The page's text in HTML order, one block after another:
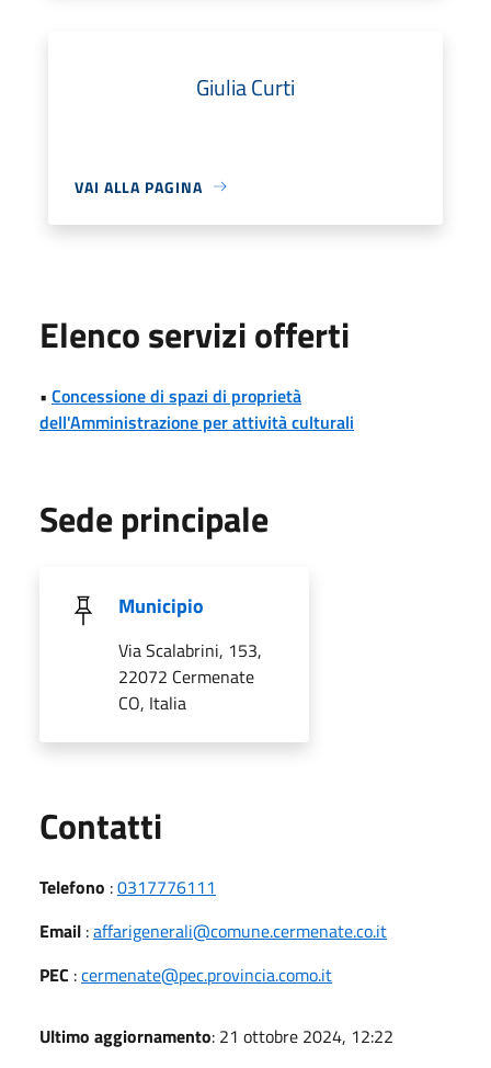
Giulia Curti
VAI ALLA PAGINA
Elenco servizi offerti
• Concessione di spazi di proprietà
dell'Amministrazione per attività culturali
Sede principale
Municipio
Via Scalabrini, 153,
22072 Cermenate
CO, Italia
Contatti
Telefono :0317776111
Email :affarigenerali@comune.cermenate.co.it
PEC :cermenate@pec.provincia.como.it
Ultimo aggiornamento: 21 ottobre 2024, 12:22